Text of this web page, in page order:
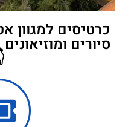
כרטיסים למגוון
סיורים